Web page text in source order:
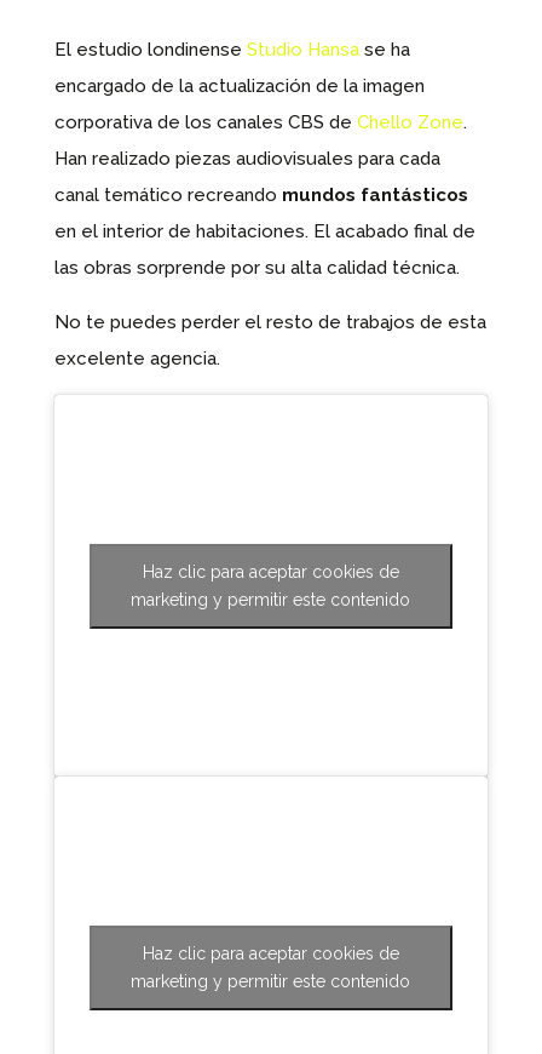
El estudio londinense Studio Hansase ha
encargado de la actualización de la imagen
corporativa de los canales CBS de Chello Zone.
Han realizado piezas audiovisuales para cada
canal temático recreando mundos fantásticos
en el interior de habitaciones. El acabado final de
las obras sorprende por su alta calidad técnica.
No te puedes perder el resto de trabajos de esta
excelente agencia.
Haz clic para aceptar cookies de
marketing y permitir este contenido
Haz clic para aceptar cookies de
marketing y permitir este contenido